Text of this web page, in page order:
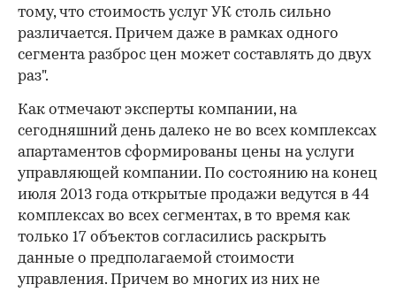
тому, что стоимость услуг УК столь сильно
различается. Причем даже в рамках одного
сегмента разброс цен может составлять до двух
раз".
Как отмечают эксперты компании, на
сегодняшний день далеко не во всех комплексах
апартаментов сформированы цены на услуги
управляющей компании. По состоянию на конец
июля 2013 года открытые продажи ведутся в 44
комплексах во всех сегментах, в то время как
только 17 объектов согласились раскрыть
данные о предполагаемой стоимости
управления. Причем во многих из них не